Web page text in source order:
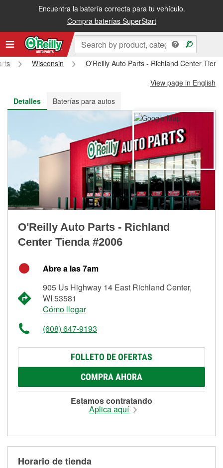
Encuentra la batería correcta para tu vehículo.
Compra baterías SuperStart
Recibe tu orden gratis al día siguiente o recógela en la tienda
Wisconsin
O'Reilly Auto Parts - Richland Center
View page in English
Detalles
Baterías para autos
O'Reilly Auto Parts - Richland
Center Tienda #2006
Abre a las 7am
905 Us Highway 14 East Richland Center,
WI 53581
Cómo llegar
(608) 647-9193
FOLLETO DE OFERTAS
COMPRA AHORA
Estamos contratando
Aplica aquí
Horario de tienda